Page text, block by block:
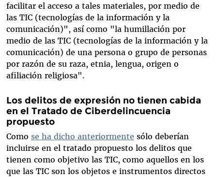
facilitar el acceso a tales materiales, por medio de
las TIC (tecnologías de la información y la
comunicación)", así como "la humillación por
medio de las TIC (tecnologías de la información y la
comunicación) de una persona o grupo de personas
por razón de su raza, etnia, lengua, origen o
afiliación religiosa".
Los delitos de expresión no tienen cabida
en el Tratado de Ciberdelincuencia
propuesto
Como se ha dicho anteriormente sólo deberían
incluirse en el tratado propuesto los delitos que
tienen como objetivo las TIC, como aquellos en los
que las TIC son los objetos e instrumentos directos